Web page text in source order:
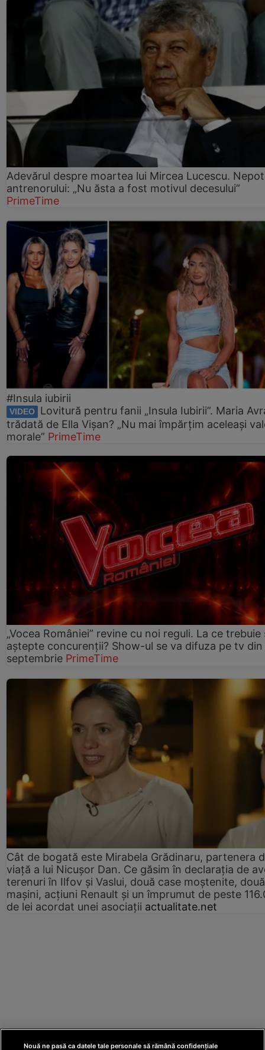
Adevărul despre moartea lui Mircea Lucescu.
antrenorului: „Nu ăsta a fost motivul decesului”
PrimeTime
#Insula iubirii
VIDEO
Lovitură pentru fanii „Insula Iubirii”. Maria
trădată de Ella Vișan? „Nu mai împărțim aceleași
morale” PrimeTime
„Vocea României” revine cu noi reguli. La ce trebuie
aștepte concurenții? Show-ul se va difuza pe tv
septembrie PrimeTime
Cât de bogată este Mirabela Grădinaru, partenera
viață a lui Nicușor Dan. Ce găsim în declarația de
terenuri în Ilfov și Vaslui, două case moștenite, două
mașini, acțiuni Renault și un împrumut de peste
de lei acordat unei asociații actualitate.net
Nouă ne pasă ca datele tale personale să rămână confidențiale